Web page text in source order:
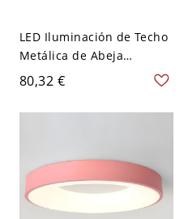
LED Iluminación de Techo
Metálica de Abeja
Lámpara de Techo Infantil
para Dormitorio - Rosa
110 A 120 V Blanco
80,32 €